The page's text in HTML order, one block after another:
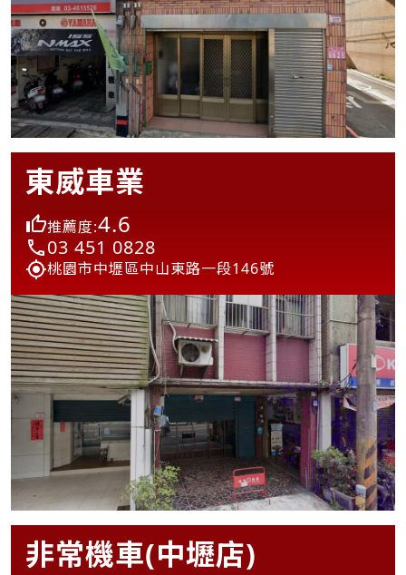
東威車業
推薦度:4.6
03 451 0828
桃園市中壢區中山東路一段146號
非常機車(中壢店)